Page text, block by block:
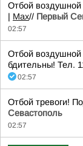
Отбой воздушной
| Max// Первый
02:57
Отбой воздушной
бдительны! Тел.
02:57
Отбой тревоги!
Севастополь
02:57